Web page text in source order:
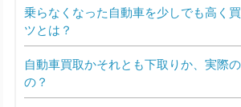
乗らなくなった自動車を少しでも高く
ツとは？
自動車買取かそれとも下取りか、実際
の？